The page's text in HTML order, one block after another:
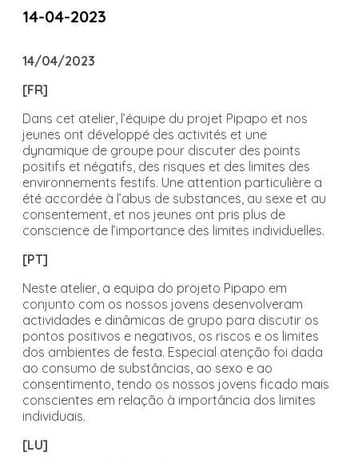
14-04-2023
14/04/2023
[FR]
Dans cet atelier, l’équipe du projet Pipapo et nos
jeunes ont développé des activités et une
dynamique de groupe pour discuter des points
positifs et négatifs, des risques et des limites des
environnements festifs. Une attention particulière a
été accordée à l’abus de substances, au sexe et au
consentement, et nos jeunes ont pris plus de
conscience de l’importance des limites individuelles.
[PT]
Neste atelier, a equipa do projeto Pipapo em
conjunto com os nossos jovens desenvolveram
actividades e dinâmicas de grupo para discutir os
pontos positivos e negativos, os riscos e os limites
dos ambientes de festa. Especial atenção foi dada
ao consumo de substâncias, ao sexo e ao
consentimento, tendo os nossos jovens ficado mais
conscientes em relação à importância dos limites
individuais.
[LU]